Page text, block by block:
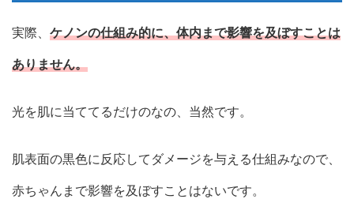
実際、 ケノンの仕組み的に、体内まで影響を及ぼすことは
ありません。
光を肌に当ててるだけのなの、当然です。
肌表面の黒色に反応してダメージを与える仕組みなので、
赤ちゃんまで影響を及ぼすことはないです。